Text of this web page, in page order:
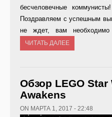
бесчеловечные
Поздравляем с успешным
не ждет, вам
ЧИТАТЬ ДАЛЕЕ
Обзор LEGO Star
Awakens
ON МАРТА 1, 2017 - 22:48